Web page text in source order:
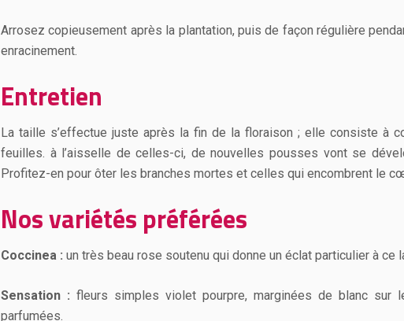
Arrosez copieusement après la plantation, puis de façon régulière
enracinement.
Entretien
La taille s’effectue juste après la fin de la floraison ; elle consiste à
feuilles. à l’aisselle de celles-ci, de nouvelles pousses vont se
Profitez-en pour ôter les branches mortes et celles qui encombrent le
Nos variétés préférées
Coccinea : un très beau rose soutenu qui donne un éclat particulier à ce
Sensation : fleurs simples violet pourpre, marginées de blanc
parfumées.